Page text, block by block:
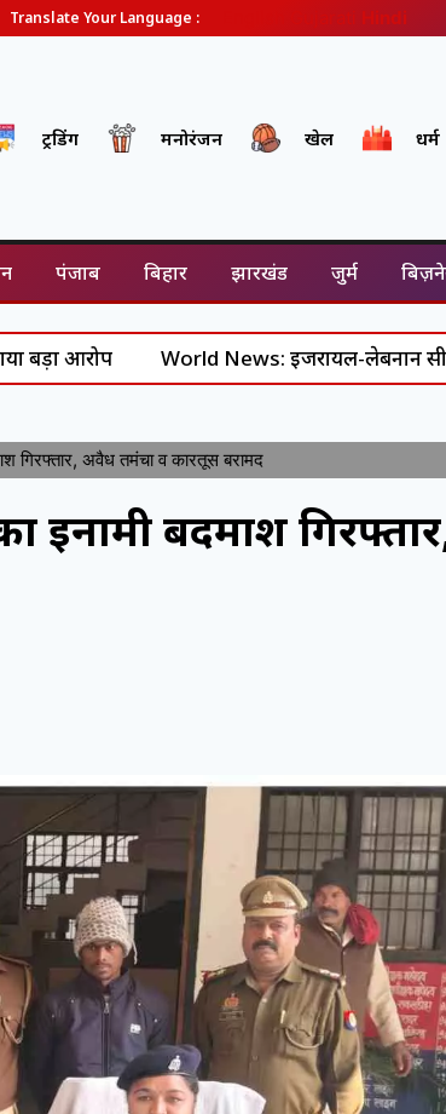
Translate Your Language : Hindi
ट्रेंडिंग मनोरंजन खेल धर्म
पंजाब बिहार झारखंड जुर्म
World News: इजरायल-लेबनान सीमा विवाद
गिरफ्तार, अवैध तमंचा व कारतूस बरामद
बदमाश